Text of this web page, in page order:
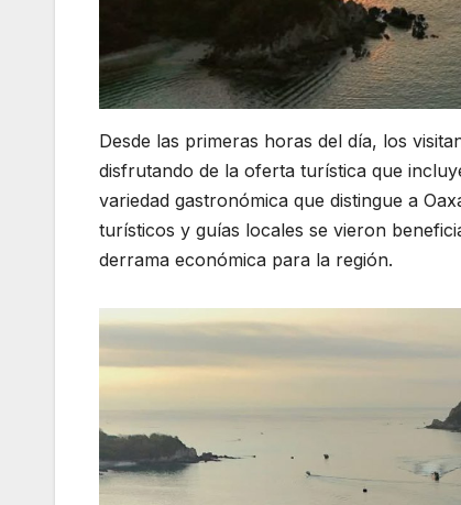
Desde las primeras horas del día, los
disfrutando de la oferta turística que
variedad gastronómica que distingue a
turísticos y guías locales se vieron
derrama económica para la región.